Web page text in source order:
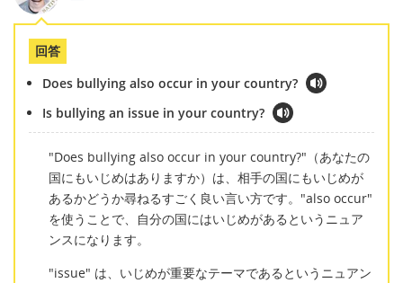
回答
Does bullying also occur in your country?
Is bullying an issue in your country?
"Does bullying also occur in your country?"（あなたの
国にもいじめはありますか）は、相手の国にもいじめが
あるかどうか尋ねるすごく良い言い方です。"also occur"
を使うことで、自分の国にはいじめがあるというニュア
ンスになります。
"issue" は、いじめが重要なテーマであるというニュアン